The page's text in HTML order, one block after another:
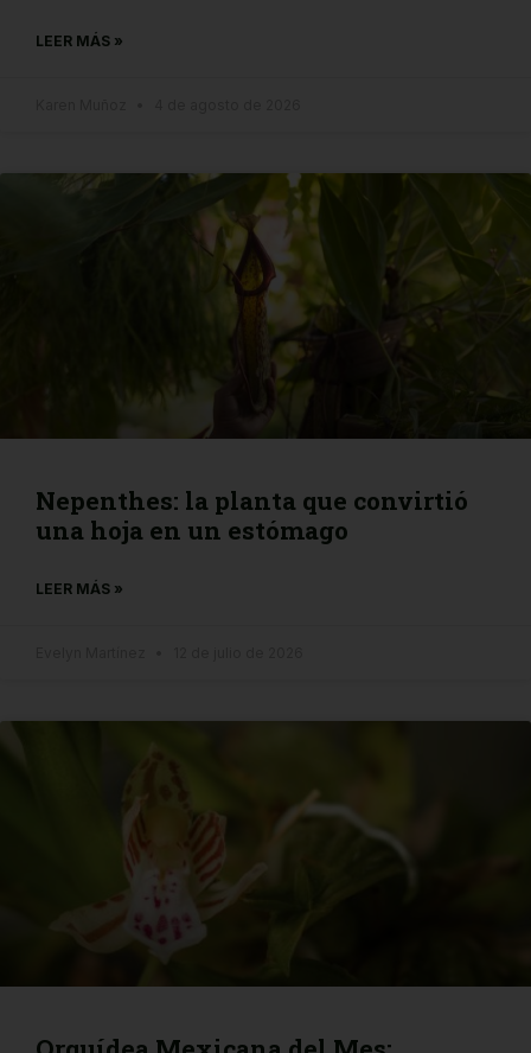
LEER MÁS »
Nepenthes: la planta que convirtió
una hoja en un estómago
LEER MÁS »